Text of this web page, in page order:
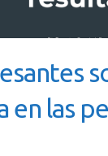
en las